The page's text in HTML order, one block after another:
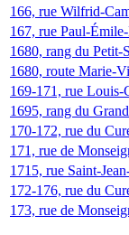
166, rue Wilfrid-
167, rue Paul-
1680, rang du Petit-
1680, route Marie-
169-171, rue Louis-
1695, rang du
170-172, rue du
171, rue de
1715, rue Saint-
172-176, rue du
173, rue de